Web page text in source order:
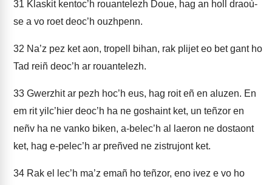
31 Klaskit kentoc’h rouantelezh Doue, hag an holl draoù-
se a vo roet deoc’h ouzhpenn.
32 Na’z pez ket aon, tropell bihan, rak plijet eo bet gant ho
Tad reiñ deoc’h ar rouantelezh.
33 Gwerzhit ar pezh hoc’h eus, hag roit eñ en aluzen. En
em rit yilc’hier deoc’h ha ne goshaint ket, un teñzor en
neñv ha ne vanko biken, a-belec’h al laeron ne dostaont
ket, hag e-pelec’h ar preñved ne zistrujont ket.
34 Rak el lec’h ma’z emañ ho teñzor, eno ivez e vo ho